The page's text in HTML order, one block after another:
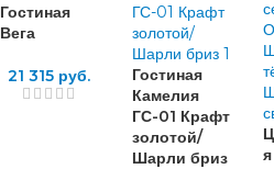
Гостиная
Вега
21 315 руб.
Гостиная
Камелия
ГС-01 Крафт
золотой/
Шарли бриз